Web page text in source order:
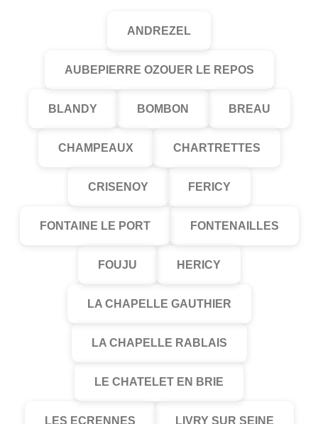
ANDREZEL
AUBEPIERRE OZOUER LE REPOS
BLANDY BOMBON BREAU
CHAMPEAUX CHARTRETTES
CRISENOY FERICY
FONTAINE LE PORT FONTENAILLES
FOUJU HERICY
LA CHAPELLE GAUTHIER
LA CHAPELLE RABLAIS
LE CHATELET EN BRIE
LES ECRENNES LIVRY SUR SEINE